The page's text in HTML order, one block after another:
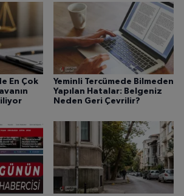
En Çok
Yeminli Tercümede Bilmeden
Yapılan Hatalar: Belgeniz
Neden Geri Çevrilir?